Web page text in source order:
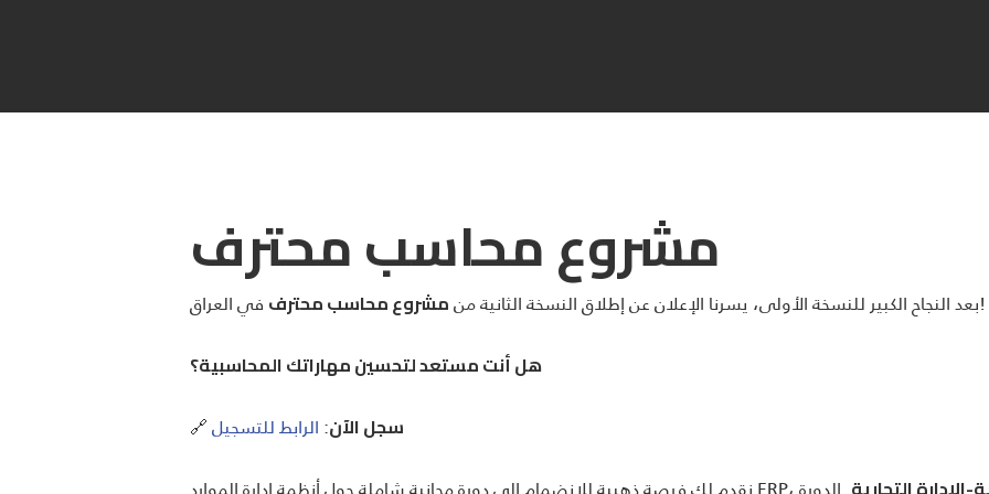
مشروع محاسب محترف
بعد النجاح الكبير للنسخة الأولى، يسرنا الإعلان عن إطلاق النسخة الثانية منمشروع محاسب محترف 🌟
هل أنت مستعد لتحسين مهاراتك المحاسبية؟
🔗 سجل الآن:الرابط للتسجيل